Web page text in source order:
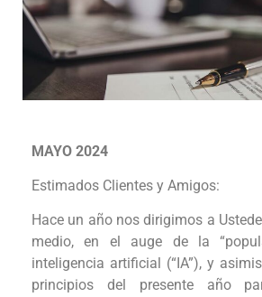
MAYO 2024
Estimados Clientes y Amigos:
Hace un año nos dirigimos a
medio, en el auge de la
inteligencia artificial (“IA”), y
principios del presente año